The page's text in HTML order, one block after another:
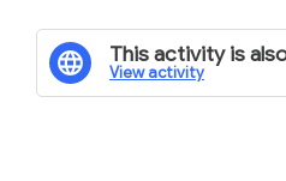
This activity is
View activity